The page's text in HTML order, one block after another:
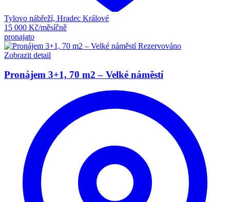
Tylovo nábřeží, Hradec Králové
15 000 Kč/měsíčně
pronajato
Rezervováno
Zobrazit detail
Pronájem 3+1, 70 m2 – Velké náměstí